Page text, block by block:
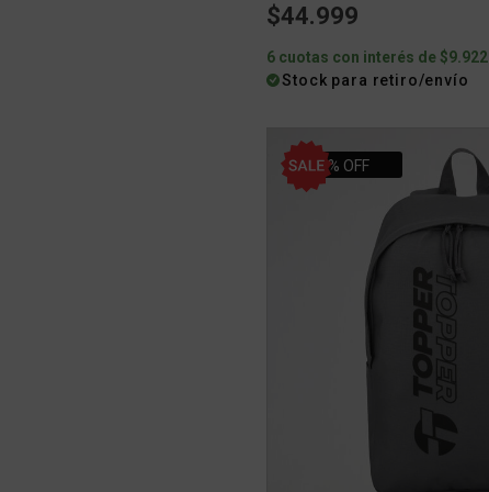
$44.999
6 cuotas con interés de $9.922
Stock para retiro/envío
42% OFF